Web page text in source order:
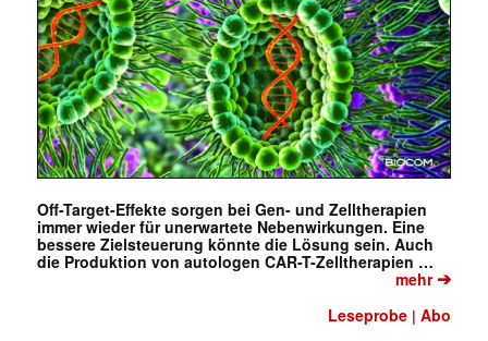
Off-Target-Effekte sorgen bei Gen- und Zelltherapien
immer wieder für unerwartete Nebenwirkungen. Eine
bessere Zielsteuerung könnte die Lösung sein. Auch
die Produktion von autologen CAR-T-Zelltherapien …
mehr➔
Leseprobe |Abo